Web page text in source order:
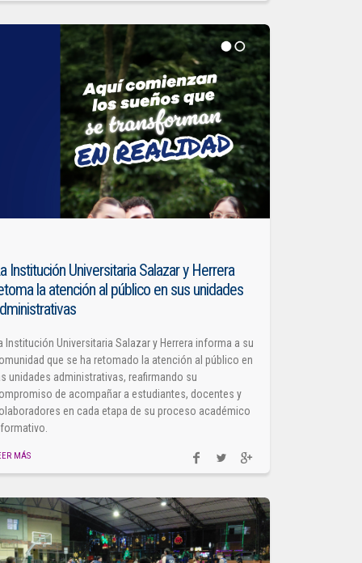
Institución Universitaria Salazar y Herrera
la atención al público en sus unidades
Institución Universitaria Salazar y Herrera informa a su
que se ha retomado la atención al público en
unidades administrativas, reafirmando su
de acompañar a estudiantes, docentes y
en cada etapa de su proceso académico
MÁS